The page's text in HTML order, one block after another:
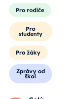
Pro
pedagogy
Pro rodiče
Pro
studenty
Pro žáky